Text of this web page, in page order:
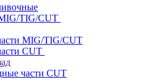
TIG/CUT
MIG/TIG/CUT
CUT
части CUT